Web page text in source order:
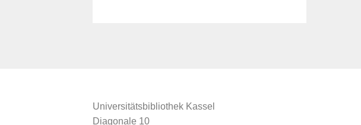
Universitätsbibliothek Kassel
Diagonale 10